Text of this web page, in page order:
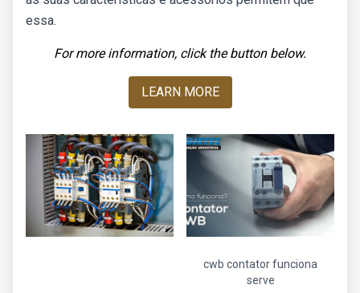
essa.
For more information, click the button below.
LEARN MORE
cwb contator funciona
serve